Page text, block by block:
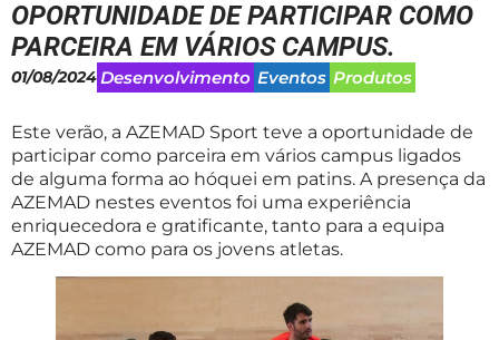
OPORTUNIDADE DE PARTICIPAR COMO
PARCEIRA EM VÁRIOS CAMPUS.
01/08/2024Desenvolvimento Eventos Produtos
Este verão, a AZEMAD Sport teve a oportunidade de
participar como parceira em vários campus ligados
de alguma forma ao hóquei em patins. A presença da
AZEMAD nestes eventos foi uma experiência
enriquecedora e gratificante, tanto para a equipa
AZEMAD como para os jovens atletas.